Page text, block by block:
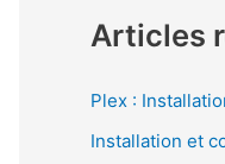
h
e
Articles
Plex :
Installation et